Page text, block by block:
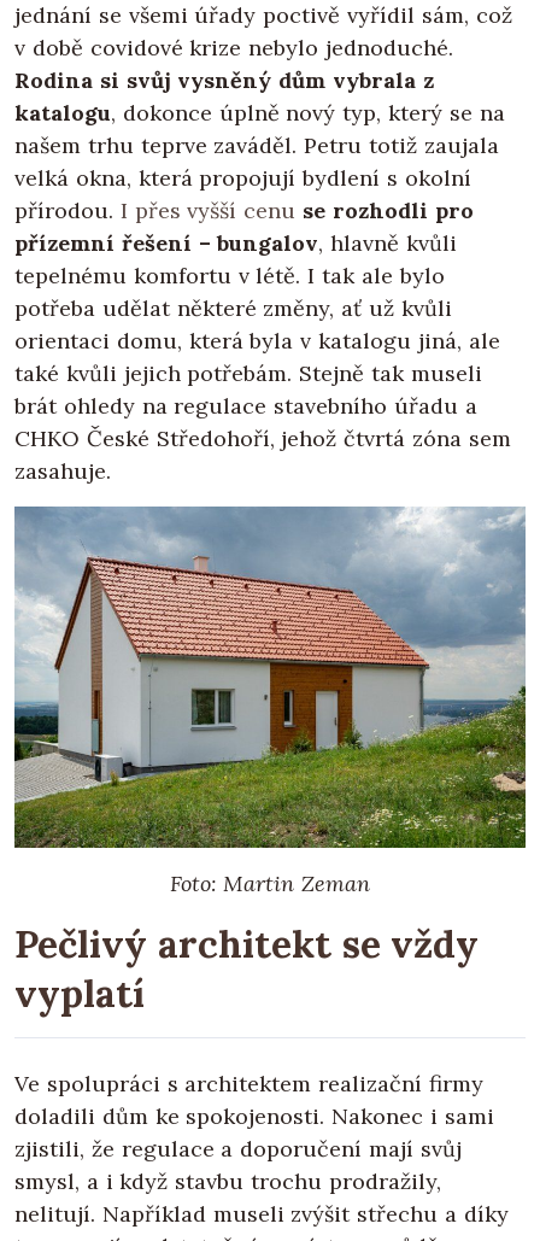
jednání se všemi úřady poctivě vyřídil sám, což
v době covidové krize nebylo jednoduché.
Rodina si svůj vysněný dům vybrala z
katalogu, dokonce úplně nový typ, který se na
našem trhu teprve zaváděl. Petru totiž zaujala
velká okna, která propojují bydlení s okolní
přírodou. I přes vyšší cenu se rozhodli pro
přízemní řešení – bungalov, hlavně kvůli
tepelnému komfortu v létě. I tak ale bylo
potřeba udělat některé změny, ať už kvůli
orientaci domu, která byla v katalogu jiná, ale
také kvůli jejich potřebám. Stejně tak museli
brát ohledy na regulace stavebního úřadu a
CHKO České Středohoří, jehož čtvrtá zóna sem
zasahuje.
Foto: Martin Zeman
Pečlivý architekt se vždy
vyplatí
Ve spolupráci s architektem realizační firmy
doladili dům ke spokojenosti. Nakonec i sami
zjistili, že regulace a doporučení mají svůj
smysl, a i když stavbu trochu prodražily,
nelitují. Například museli zvýšit střechu a díky